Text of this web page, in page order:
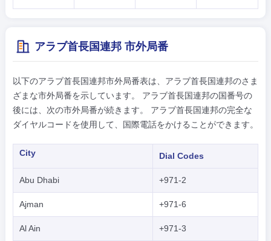
アラブ首長国連邦 市外局番
以下のアラブ首長国連邦市外局番表は、アラブ首長国連邦のさま
ざまな市外局番を示しています。 アラブ首長国連邦の国番号の
後には、次の市外局番が続きます。 アラブ首長国連邦の完全な
ダイヤルコードを使用して、国際電話をかけることができます。
City Dial Codes
Abu Dhabi +971-2
Ajman +971-6
Al Ain +971-3